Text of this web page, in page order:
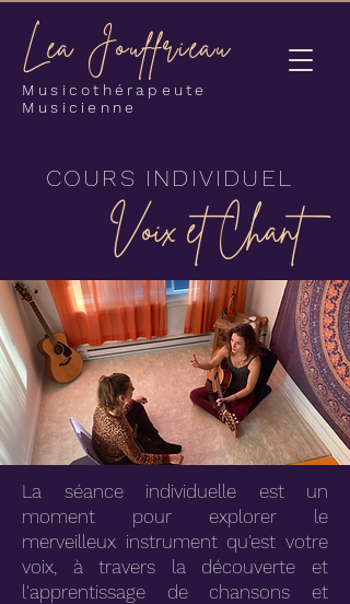
Léa Jouffrieau
Musicothérapeute
Musicienne
COURS INDIVIDUEL
Voix et Chant
La séance individuelle est un
moment pour explorer le
merveilleux instrument qu'est votre
voix, à travers la découverte et
l'apprentissage de chansons et